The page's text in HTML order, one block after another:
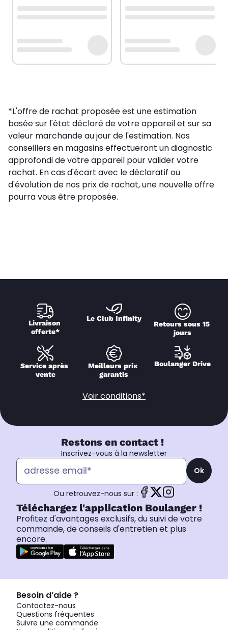
*L'offre de rachat proposée est une estimation
basée sur l'état déclaré de votre appareil et sur sa
valeur marchande au jour de l'estimation. Nos
conseillers en magasins effectueront un diagnostic
approfondi de votre appareil pour valider votre
rachat. En cas d'écart avec le déclaratif ou
d'évolution de nos prix de rachat, une nouvelle offre
pourra vous être proposée.
Livraison
offerte*
Le Club Infinity
Retours sous 15
jours
Service après
vente
Meilleurs prix
garantis
Boulanger Drive
Voir conditions*
Restons en contact !
Inscrivez-vous à la newsletter
Ok
Ou retrouvez-nous sur :
Téléchargez l'application Boulanger !
Profitez d'avantages exclusifs, du suivi de votre
commande, de conseils d'entretien et plus
encore.
Besoin d’aide ?
Contactez-nous
Questions fréquentes
Suivre une commande